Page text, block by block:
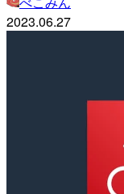
2023.06.27